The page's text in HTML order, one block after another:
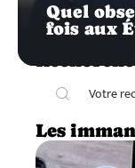
Quel
fois aux
Les